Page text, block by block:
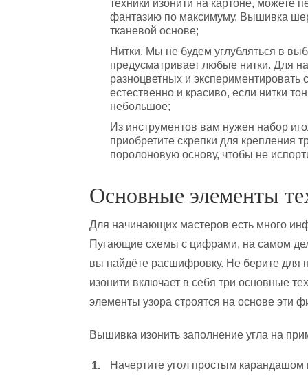
техники изонити на картоне, можете
фантазию по максимуму. Вышивка
тканевой основе;
Нитки. Мы не будем углубляться в
предусматривает любые нитки. Для
разноцветных и
естественно и красиво, если нитки
небольшое;
Из инструментов вам нужен набор
приобретите скрепки для крепления
поролоновую основу, чтобы не
Основные элементы
Для начинающих мастеров есть много
Пугающие схемы с цифрами, на самом
вы найдёте расшифровку. Не берите для
изонити включает в себя три основные
элементы узора строятся на основе эти
Вышивка изонить заполнение угла на
Начертите угол простым карандашом